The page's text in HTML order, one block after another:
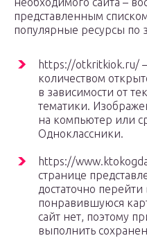
представленным
популярные ресурсы по
https://otkritkiok.ru/
количеством
в зависимости от
тематики.
на компьютер или
Одноклассники.
https://
странице
достаточно
понравившуюся
сайт нет, поэтому
выполнить